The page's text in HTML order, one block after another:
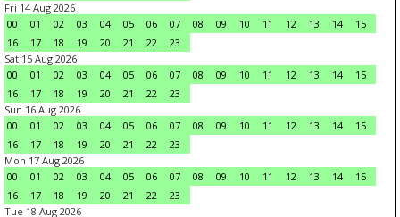
Fri 14 Aug 2026
00
01 02 03 04 05 06 07 08 09 10 11 12 13 14
15
16
17 18 19 20 21 22
23
Sat 15 Aug 2026
00
01 02 03 04 05 06 07 08 09 10 11 12 13 14
15
16
17 18 19 20 21 22
23
Sun 16 Aug 2026
00
01 02 03 04 05 06 07 08 09 10 11 12 13 14
15
16
17 18 19 20 21 22
23
Mon 17 Aug 2026
00
01 02 03 04 05 06 07 08 09 10 11 12 13 14
15
16
17 18 19 20 21 22
23
Tue 18 Aug 2026